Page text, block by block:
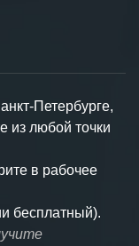
Петербурге,
из любой точки
в рабочее
бесплатный).